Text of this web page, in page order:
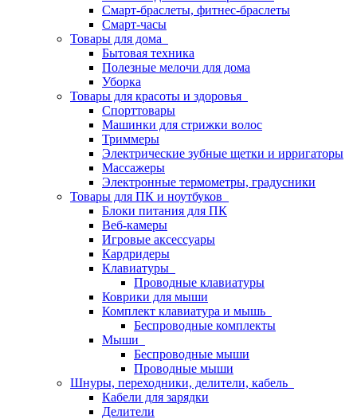
Смарт-браслеты, фитнес-браслеты
Смарт-часы
Товары для дома
Бытовая техника
Полезные мелочи для дома
Уборка
Товары для красоты и здоровья
Спорттовары
Машинки для стрижки волос
Триммеры
Электрические зубные щетки и ирригаторы
Массажеры
Электронные термометры, градусники
Товары для ПК и ноутбуков
Блоки питания для ПК
Веб-камеры
Игровые аксессуары
Кардридеры
Клавиатуры
Проводные клавиатуры
Коврики для мыши
Комплект клавиатура и мышь
Беспроводные комплекты
Мыши
Беспроводные мыши
Проводные мыши
Шнуры, переходники, делители, кабель
Кабели для зарядки
Делители